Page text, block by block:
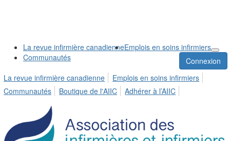
La revue infirmière canadienneEmplois en soins infirmiers
Communautés
Connexion
La revue infirmière canadienne
Emplois en soins infirmiers
Communautés
Boutique de l'AIIC Adhérer à l’AIIC